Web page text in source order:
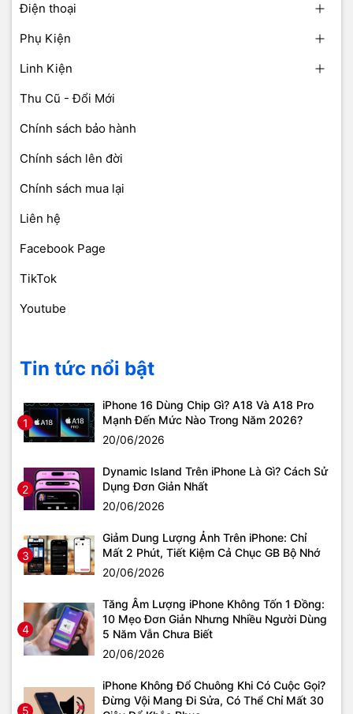
Điện thoại
Phụ Kiện
Linh Kiện
Thu Cũ - Đổi Mới
Chính sách bảo hành
Chính sách lên đời
Chính sách mua lại
Liên hệ
Facebook Page
TikTok
Youtube
Tin tức nổi bật
1
iPhone 16 Dùng Chip Gì? A18 Và A18 Pro
Mạnh Đến Mức Nào Trong Năm 2026?
20/06/2026
2
Dynamic Island Trên iPhone Là Gì? Cách Sử
Dụng Đơn Giản Nhất
20/06/2026
3
Giảm Dung Lượng Ảnh Trên iPhone: Chỉ
Mất 2 Phút, Tiết Kiệm Cả Chục GB Bộ Nhớ
20/06/2026
4
Tăng Âm Lượng iPhone Không Tốn 1 Đồng:
10 Mẹo Đơn Giản Nhưng Nhiều Người Dùng
5 Năm Vẫn Chưa Biết
20/06/2026
5
iPhone Không Đổ Chuông Khi Có Cuộc Gọi?
Đừng Vội Mang Đi Sửa, Có Thể Chỉ Mất 30